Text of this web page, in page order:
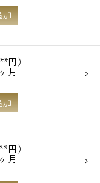
加
円）
月
加
円）
月